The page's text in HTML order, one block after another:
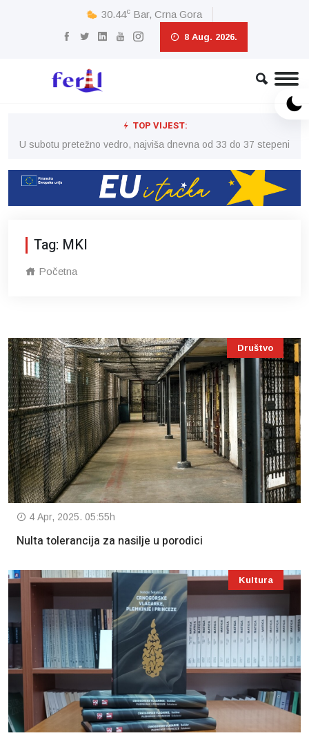
30.44c Bar, Crna Gora
8 Aug. 2026.
TOP VIJEST:
U subotu pretežno vedro, najviša dnevna od 33 do 37 stepeni
Tag: MKI
Početna
Društvo
4 Apr, 2025. 05:55h
Nulta tolerancija za nasilje u porodici
Kultura